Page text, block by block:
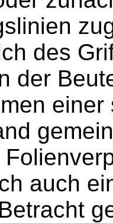
des
der
auch